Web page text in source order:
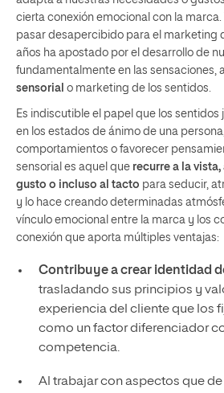
cierta conexión emocional con la marca.
pasar desapercibido para el marketing
años ha apostado por el desarrollo de
fundamentalmente en las sensaciones,
sensorial o marketing de los sentidos.
Es indiscutible el papel que los sentidos
en los estados de ánimo de una
comportamientos o favorecer
sensorial es aquel que recurre a la
gusto o incluso al tacto para seducir,
y lo hace creando determinadas
vínculo emocional entre la marca y los
conexión que aporta múltiples ventajas:
Contribuye a crear identidad
trasladando sus principios y
experiencia del cliente que los
como un factor diferenciador
competencia.
Al trabajar con aspectos que